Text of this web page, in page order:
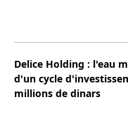
Delice Holding : l'eau
d'un cycle
millions de dinars